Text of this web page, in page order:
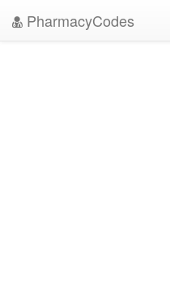
PharmacyCodes